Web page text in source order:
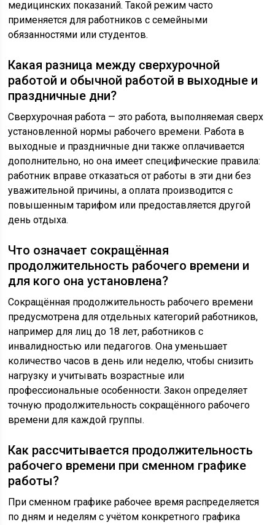
медицинских показаний. Такой режим часто
применяется для работников с семейными
обязанностями или студентов.
Какая разница между сверхурочной
работой и обычной работой в выходные и
праздничные дни?
Сверхурочная работа — это работа, выполняемая сверх
установленной нормы рабочего времени. Работа в
выходные и праздничные дни также оплачивается
дополнительно, но она имеет специфические правила:
работник вправе отказаться от работы в эти дни без
уважительной причины, а оплата производится с
повышенным тарифом или предоставляется другой
день отдыха.
Что означает сокращённая
продолжительность рабочего времени и
для кого она установлена?
Сокращённая продолжительность рабочего времени
предусмотрена для отдельных категорий работников,
например для лиц до 18 лет, работников с
инвалидностью или педагогов. Она уменьшает
количество часов в день или неделю, чтобы снизить
нагрузку и учитывать возрастные или
профессиональные особенности. Закон определяет
точную продолжительность сокращённого рабочего
времени для каждой группы.
Как рассчитывается продолжительность
рабочего времени при сменном графике
работы?
При сменном графике рабочее время распределяется
по дням и неделям с учётом конкретного графика